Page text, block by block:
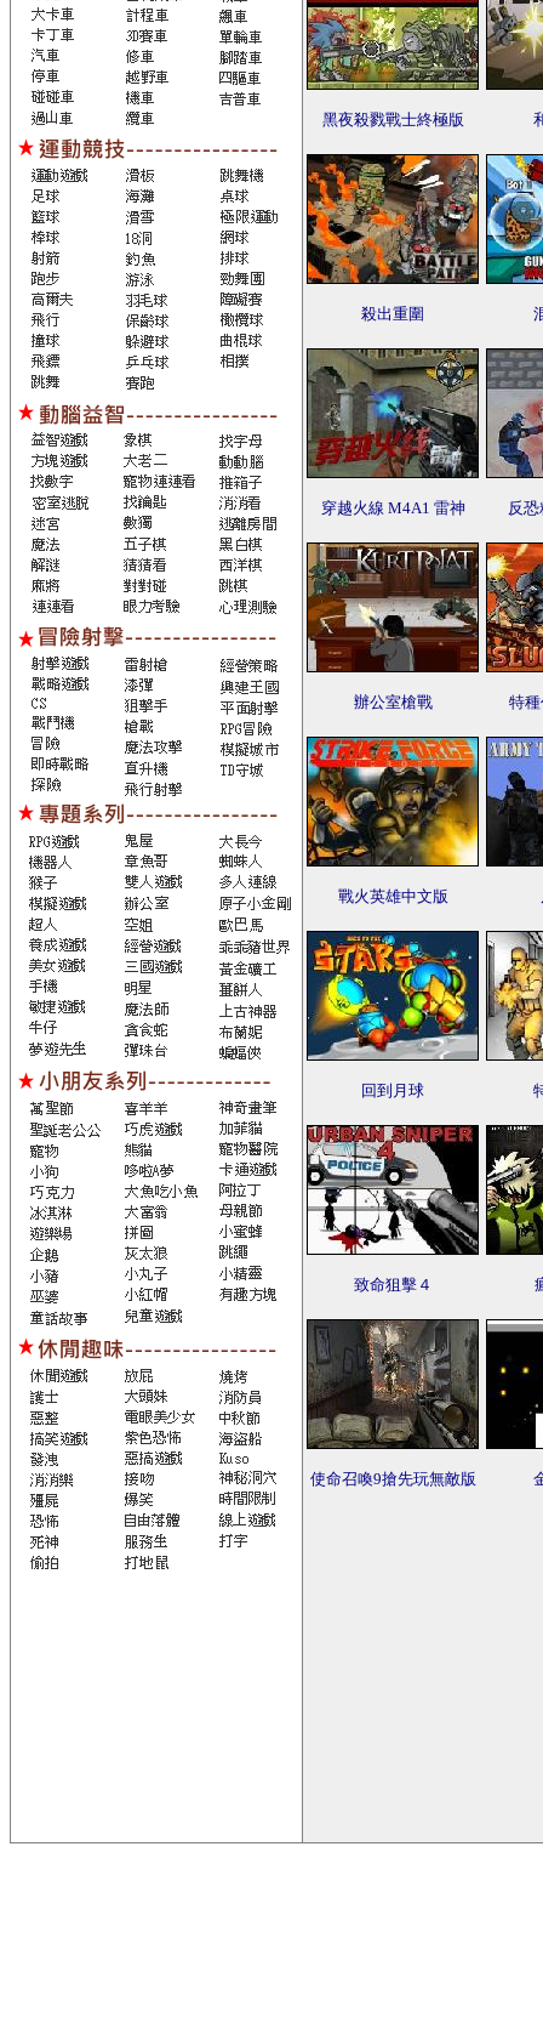
黑夜殺戮戰士終極版
殺出重圍
穿越火線 M4A1 雷神 反
辦公室槍戰 特
戰火英雄中文版
回到月球
致命狙擊４
使命召喚9搶先玩無敵版